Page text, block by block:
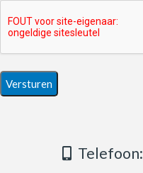
Telefoon: